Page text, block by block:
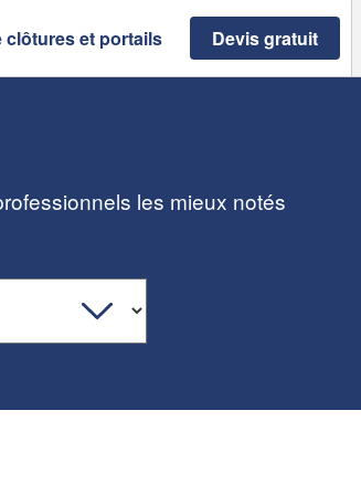
clôtures et portails Devis gratuit
les mieux notés